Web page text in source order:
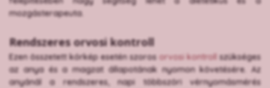
mozgásterapeuta.
Rendszeres orvosi kontroll
Ezen összetett kórkép esetén szoros orvosi kontroll szükséges
az anya és a magzat állapotának nyomon követésére. Az
anyánál a rendszeres, napi többszöri vérnyomásmérés